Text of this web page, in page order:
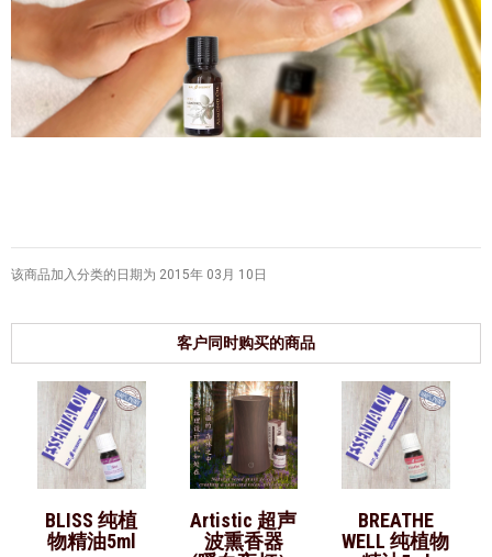
该商品加入分类的日期为 2015年 03月 10日
客户同时购买的商品
BLISS 纯植
物精油5ml
Artistic 超声
波熏香器
BREATHE
WELL 纯植物